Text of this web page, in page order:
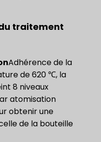
traitement
Adhérence de la
de 620 ℃, la
8 niveaux
atomisation
obtenir une
de la bouteille